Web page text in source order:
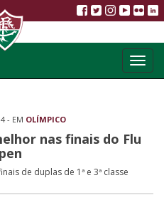
- EM OLÍMPICO
nas finais do Flu
de duplas de 1ª e 3ª classe